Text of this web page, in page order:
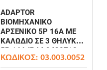
ADAPTOR
ΒΙΟΜΗΧΑΝΙΚΟ
ΑΡΣΕΝΙΚΟ 5P 16A ΜΕ
ΚΑΛΩΔΙΟ ΣΕ 3 ΘΗΛΥΚΑ
5P 16A IP44 9430718
PCE
ΚΩΔΙΚΌΣ: 03.003.0052